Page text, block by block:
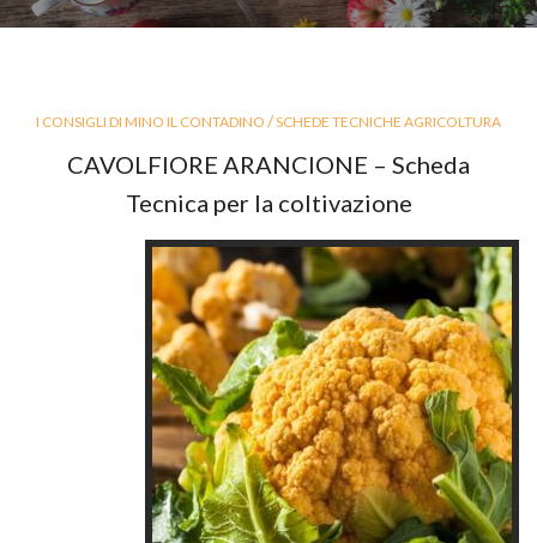
I CONSIGLI DI MINO IL CONTADINO /SCHEDE TECNICHE AGRICOLTURA
CAVOLFIORE ARANCIONE – Scheda
Tecnica per la coltivazione